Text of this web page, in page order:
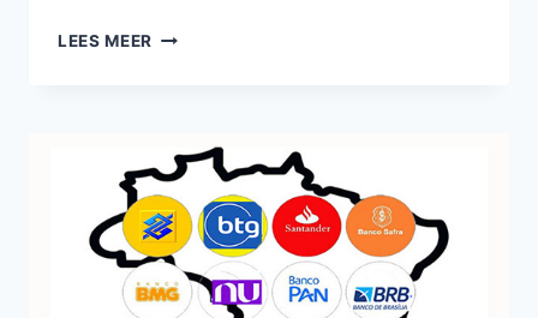
LEES MEER